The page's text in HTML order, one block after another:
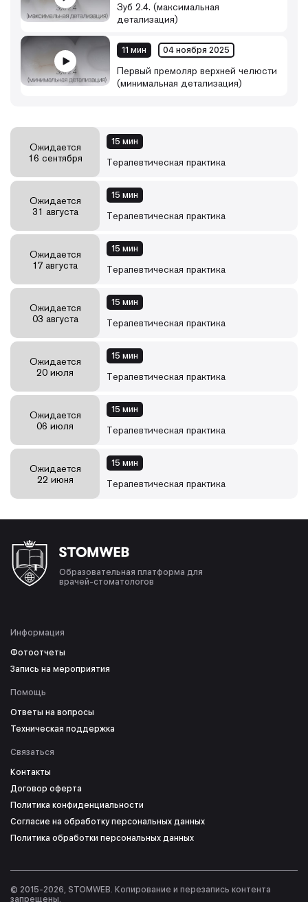
Зуб 2.4. (максимальная
детализация)
11 мин 04 ноября 2025
Первый премоляр верхней челюсти
(минимальная детализация)
Ожидается
16 сентября
15 мин
Терапевтическая практика
Ожидается
31 августа
15 мин
Терапевтическая практика
Ожидается
17 августа
15 мин
Терапевтическая практика
Ожидается
03 августа
15 мин
Терапевтическая практика
Ожидается
20 июля
15 мин
Терапевтическая практика
Ожидается
06 июля
15 мин
Терапевтическая практика
Ожидается
22 июня
15 мин
Терапевтическая практика
Образовательная платформа для
врачей-стоматологов
Информация
Фотоотчеты
Запись на мероприятия
Помощь
Ответы на вопросы
Техническая поддержка
Связаться
Контакты
Договор оферта
Политика конфиденциальности
Согласие на обработку персональных данных
Политика обработки персональных данных
© 2015-2026, STOMWEB. Копирование и перезапись контента
запрещены.